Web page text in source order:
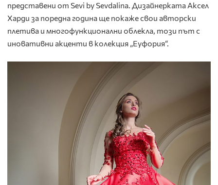
представени от Sevi by Sevdalina. Дизайнерката Аксел
Харди за поредна година ще покаже свои авторски
плетива и многофункционални облекла, този път с
иновативни акценти в колекция „Еуфория“.